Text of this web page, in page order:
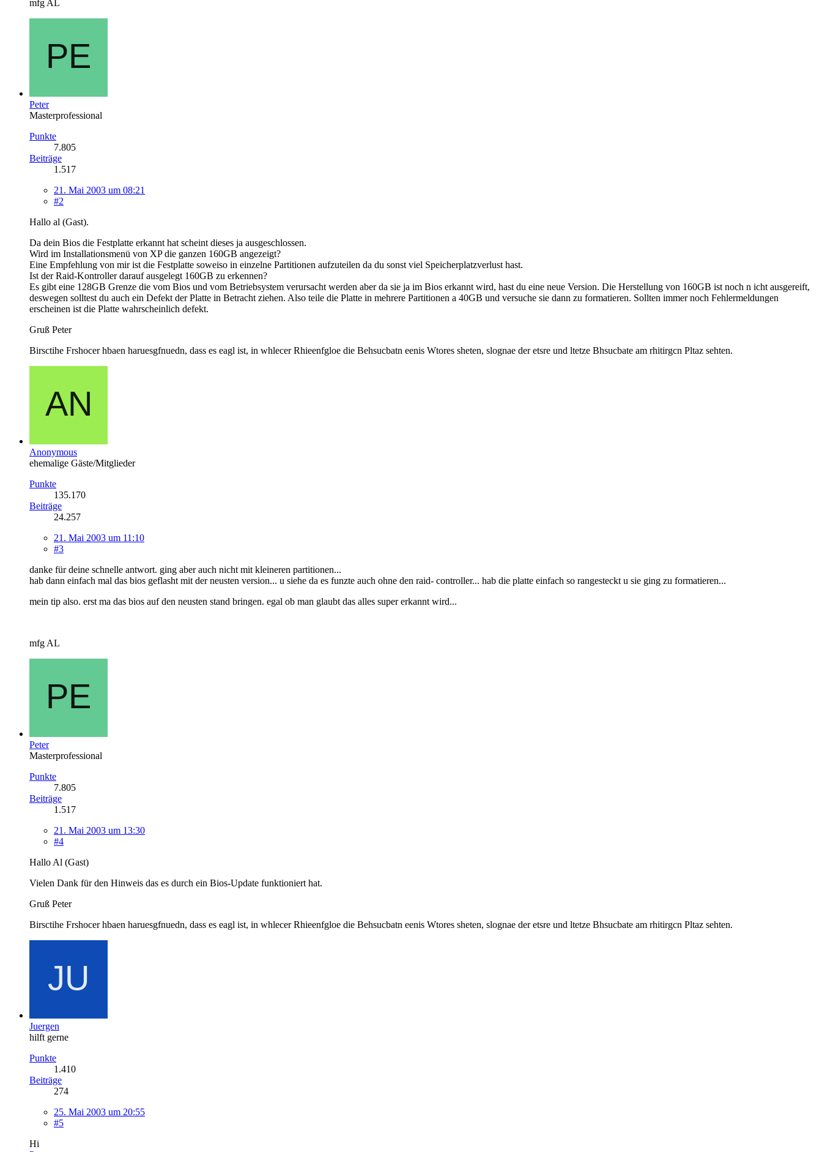
mfg AL
Peter
Masterprofessional
Punkte
7.805
Beiträge
1.517
21. Mai 2003 um 08:21
#2
Hallo al (Gast).
Da dein Bios die Festplatte erkannt hat scheint dieses ja ausgeschlossen.
Wird im Installationsmenü von XP die ganzen 160GB angezeigt?
Eine Empfehlung von mir ist die Festplatte soweiso in einzelne Partitionen aufzuteilen da du sonst viel Speicherplatzverlust hast.
Ist der Raid-Kontroller darauf ausgelegt 160GB zu erkennen?
Es gibt eine 128GB Grenze die vom Bios und vom Betriebsystem verursacht werden aber da sie ja im Bios erkannt wird, hast du eine neue Version. Die Herstellung von 160GB ist noch n icht ausgereift,
deswegen solltest du auch ein Defekt der Platte in Betracht ziehen. Also teile die Platte in mehrere Partitionen a 40GB und versuche sie dann zu formatieren. Sollten immer noch Fehlermeldungen
erscheinen ist die Platte wahrscheinlich defekt.
Gruß Peter
Birsctihe Frshocer hbaen haruesgfnuedn, dass es eagl ist, in whlecer Rhieenfgloe die Behsucbatn eenis Wtores sheten, slognae der etsre und ltetze Bhsucbate am rhitirgcn Pltaz sehten.
Anonymous
ehemalige Gäste/Mitglieder
Punkte
135.170
Beiträge
24.257
21. Mai 2003 um 11:10
#3
danke für deine schnelle antwort. ging aber auch nicht mit kleineren partitionen...
hab dann einfach mal das bios geflasht mit der neusten version... u siehe da es funzte auch ohne den raid- controller... hab die platte einfach so rangesteckt u sie ging zu formatieren...
mein tip also. erst ma das bios auf den neusten stand bringen. egal ob man glaubt das alles super erkannt wird...
mfg AL
Peter
Masterprofessional
Punkte
7.805
Beiträge
1.517
21. Mai 2003 um 13:30
#4
Hallo Al (Gast)
Vielen Dank für den Hinweis das es durch ein Bios-Update funktioniert hat.
Gruß Peter
Birsctihe Frshocer hbaen haruesgfnuedn, dass es eagl ist, in whlecer Rhieenfgloe die Behsucbatn eenis Wtores sheten, slognae der etsre und ltetze Bhsucbate am rhitirgcn Pltaz sehten.
Juergen
hilft gerne
Punkte
1.410
Beiträge
274
25. Mai 2003 um 20:55
#5
Hi